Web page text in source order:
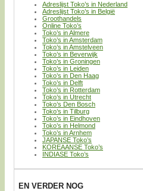
Adreslijst Toko’s in Nederland
Adreslijst Toko’s in België
Groothandels
Online Toko’s
Toko’s in Almere
Toko’s in Amsterdam
Toko’s in Amstelveen
Toko’s in Beverwijk
Toko’s in Groningen
Toko’s in Leiden
Toko’s in Den Haag
Toko’s in Delft
Toko’s in Rotterdam
Toko’s in Utrecht
Toko’s Den Bosch
Toko’s in Tilburg
Toko’s in Eindhoven
Toko’s in Helmond
Toko’s in Arnhem
JAPANSE Toko’s
KOREAANSE Toko’s
INDIASE Toko’s
EN VERDER NOG